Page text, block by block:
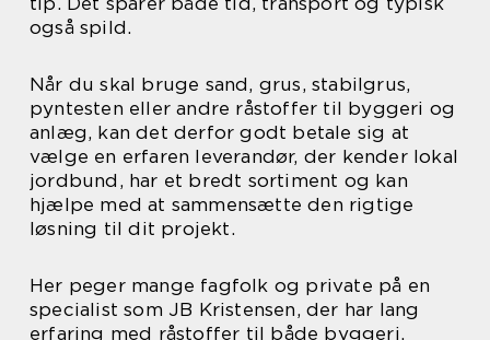
også spild.
Når du skal bruge sand, grus, stabilgrus,
pyntesten eller andre råstoffer til byggeri og
anlæg, kan det derfor godt betale sig at
vælge en erfaren leverandør, der kender lokal
jordbund, har et bredt sortiment og kan
hjælpe med at sammensætte den rigtige
løsning til dit projekt.
Her peger mange fagfolk og private på en
specialist som JB Kristensen, der har lang
erfaring med råstoffer til både byggeri,